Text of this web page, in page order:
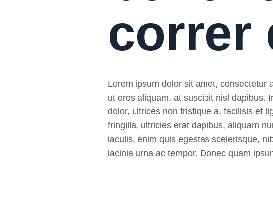
correr
Lorem ipsum dolor sit amet, consectetur
ut eros aliquam, at suscipit nisl dapibus.
dolor, ultrices non tristique a, facilisis et
fringilla, ultricies erat dapibus, aliquam
iaculis, enim quis egestas scelerisque,
lacinia urna ac tempor. Donec quam